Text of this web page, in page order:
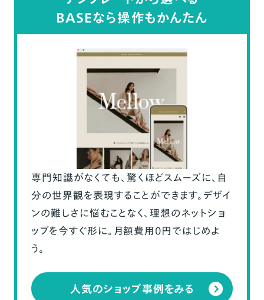
BASEなら操作もかんたん
専門知識がなくても、驚くほどスムーズに、自
分の世界観を表現することができます。デザイ
ンの難しさに悩むことなく、理想のネットショ
ップを今すぐ形に。月額費用0円ではじめよ
う。
人気のショップ事例をみる